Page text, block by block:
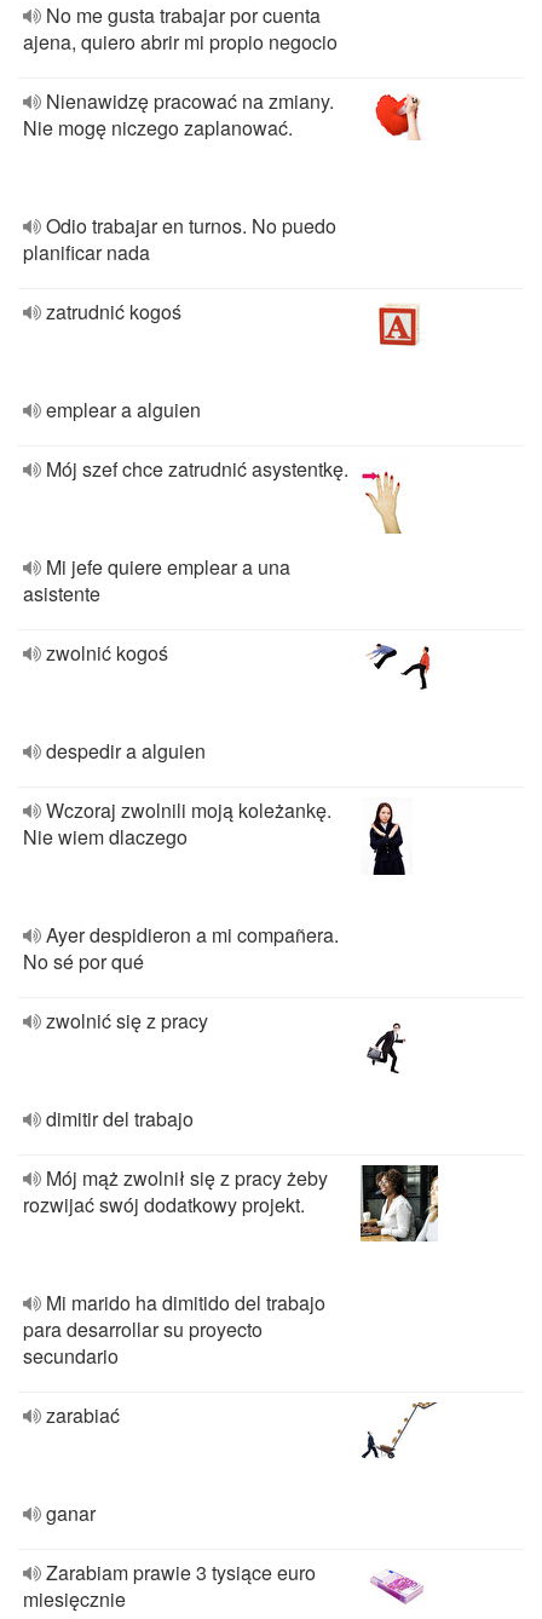
No me gusta trabajar por cuenta
ajena, quiero abrir mi propio negocio
Nienawidzę pracować na zmiany.
Nie mogę niczego zaplanować.
Odio trabajar en turnos. No puedo
planificar nada
zatrudnić kogoś
emplear a alguien
Mój szef chce zatrudnić asystentkę.
Mi jefe quiere emplear a una
asistente
zwolnić kogoś
despedir a alguien
Wczoraj zwolnili moją koleżankę.
Nie wiem dlaczego
Ayer despidieron a mi compañera.
No sé por qué
zwolnić się z pracy
dimitir del trabajo
Mój mąż zwolnił się z pracy żeby
rozwijać swój dodatkowy projekt.
Mi marido ha dimitido del trabajo
para desarrollar su proyecto
secundario
zarabiać
ganar
Zarabiam prawie 3 tysiące euro
miesięcznie